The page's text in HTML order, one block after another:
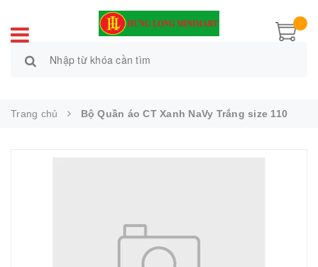
Trang chủ Bộ Quần áo CT Xanh NaVy Trắng size 110